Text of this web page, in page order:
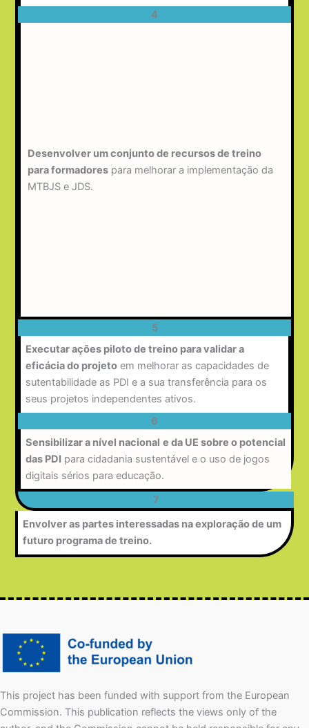
4
Desenvolver um conjunto de recursos de treino
para formadorespara melhorar a implementação da
MTBJS e JDS.
5
Executar ações piloto de treino para validar a
eficácia do projeto em melhorar as capacidades de
sutentabilidade as PDI e a sua transferência para os
seus projetos independentes ativos.
6
Sensibilizar a nível nacional e da UE sobre o potencial
das PDI para cidadania sustentável e o uso de jogos
digitais sérios para educação.
7
Envolver as partes interessadas na exploração de um
futuro programa de treino.
This project has been funded with support from the European
Commission. This publication reflects the views only of the